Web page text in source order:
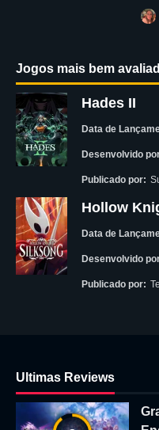
Jogos mais bem
Hades II
Data de
Desenvolvido
Publicado por:
Hollow
Data de
Desenvolvido
Publicado por:
Ultimas Reviews